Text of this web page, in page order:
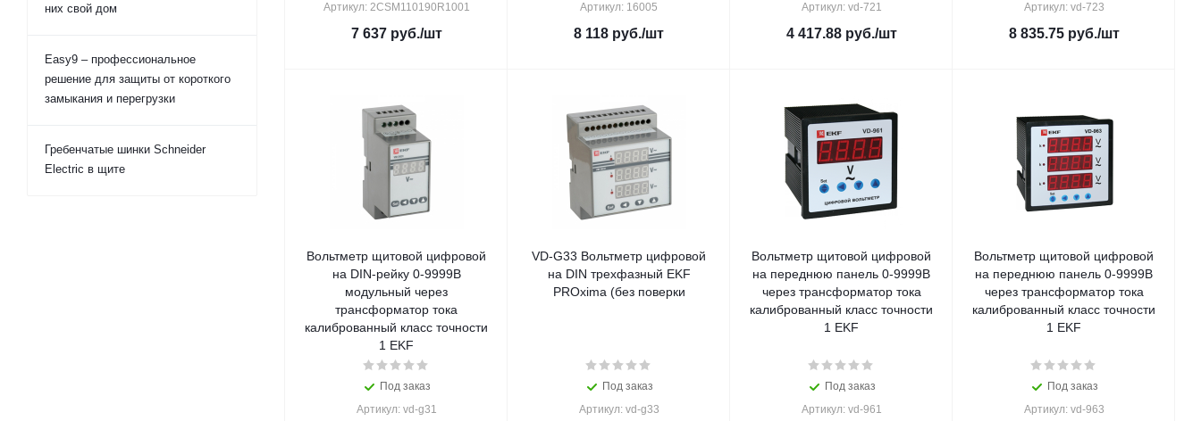
Артикул: 2CSM110190R1001
7 637руб./шт
Артикул: 16005
8 118 руб./шт
Артикул: vd-721
4 417.88руб./шт
Артикул: vd-723
8 835.75руб./шт
Вольтметр щитовой цифровой
на DIN-рейку 0-9999В
модульный через
трансформатор тока
калиброванный класс точности
1 EKF
Под заказ
Артикул: vd-g31
VD-G33 Вольтметр цифровой
на DIN трехфазный EKF
PROxima (без поверки
Под заказ
Артикул: vd-g33
Вольтметр щитовой цифровой
на переднюю панель 0-9999В
через трансформатор тока
калиброванный класс точности
1 EKF
Под заказ
Артикул: vd-961
Вольтметр щитовой цифровой
на переднюю панель 0-9999В
через трансформатор тока
калиброванный класс точности
1 EKF
Под заказ
Артикул: vd-963
них свой дом
Easy9 – профессиональное
решение для защиты от короткого
замыкания и перегрузки
Гребенчатые шинки Schneider
Electric в щите